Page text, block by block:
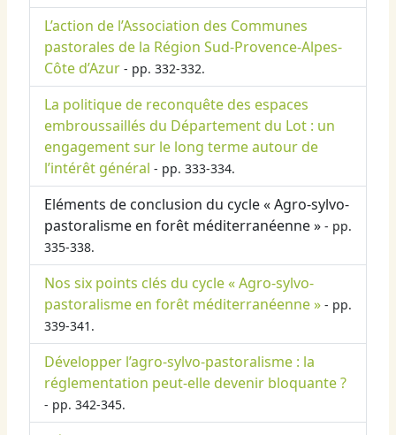
L’action de l’Association des Communes
pastorales de la Région Sud-Provence-Alpes-
Côte d’Azur - pp. 332-332.
La politique de reconquête des espaces
embroussaillés du Département du Lot : un
engagement sur le long terme autour de
l’intérêt général - pp. 333-334.
Eléments de conclusion du cycle « Agro-sylvo-
pastoralisme en forêt méditerranéenne » - pp.
335-338.
Nos six points clés du cycle « Agro-sylvo-
pastoralisme en forêt méditerranéenne » - pp.
339-341.
Développer l’agro-sylvo-pastoralisme : la
réglementation peut-elle devenir bloquante ?
- pp. 342-345.